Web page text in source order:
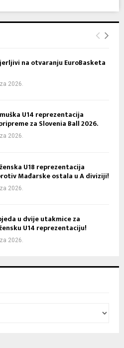
na otvaranju EuroBasketa
2026.
U14 reprezentacija
za Slovenia Ball 2026.
2026.
U18 reprezentacija
Mađarske ostala u A diviziji!
2026.
u dvije utakmice za
U14 reprezentaciju!
2026.